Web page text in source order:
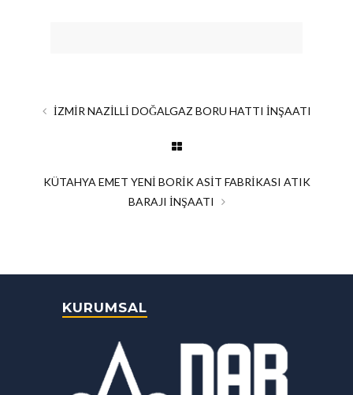
İZMİR NAZİLLİ DOĞALGAZ BORU HATTI İNŞAATI
KÜTAHYA EMET YENİ BORİK ASİT FABRİKASI ATIK
BARAJI İNŞAATI
KURUMSAL